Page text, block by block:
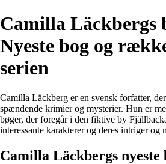
Camilla Läckbergs
Nyeste bog og
serien
Camilla Läckberg er en svensk forfatter,
spændende krimier og mysterier. Hun er
bøger, der foregår i den fiktive by
interessante karakterer og deres intriger og
Camilla Läckbergs nyeste